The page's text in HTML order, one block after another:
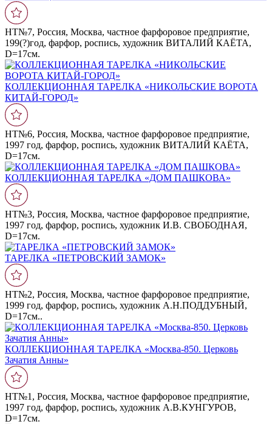
НТ№7, Россия, Москва, частное фарфоровое предприятие,
199(?)год, фарфор, роспись, художник ВИТАЛИЙ КАЁТА,
D=17cм.
КОЛЛЕКЦИОННАЯ ТАРЕЛКА «НИКОЛЬСКИЕ ВОРОТА
КИТАЙ-ГОРОД»
НТ№6, Россия, Москва, частное фарфоровое предприятие,
1997 год, фарфор, роспись, художник ВИТАЛИЙ КАЁТА,
D=17cм.
КОЛЛЕКЦИОННАЯ ТАРЕЛКА «ДОМ ПАШКОВА»
НТ№3, Россия, Москва, частное фарфоровое предприятие,
1997 год, фарфор, роспись, художник И.В. СВОБОДНАЯ,
D=17cм.
ТАРЕЛКА «ПЕТРОВСКИЙ ЗАМОК»
НТ№2, Россия, Москва, частное фарфоровое предприятие,
1999 год, фарфор, роспись, художник А.Н.ПОДДУБНЫЙ,
D=17cм..
КОЛЛЕКЦИОННАЯ ТАРЕЛКА «Москва‑850. Церковь
Зачатия Анны»
НТ№1, Россия, Москва, частное фарфоровое предприятие,
1997 год, фарфор, роспись, художник А.В.КУНГУРОВ,
D=17cм.